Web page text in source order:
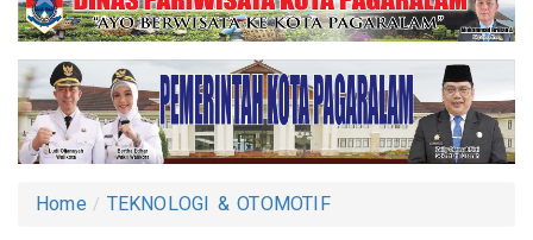
Home TEKNOLOGI & OTOMOTIF